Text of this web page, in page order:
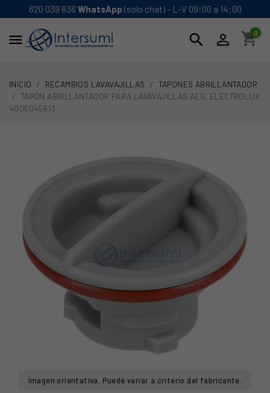
620 039 836 WhatsApp (solo chat) - L-V 09:00 a 14:00
 search  shopping_cart
0
INICIO RECAMBIOS LAVAVAJILLAS
TAPONES ABRILLANTADOR
TAPÓN ABRILLANTADOR PARA LAVAVAJILLAS AEG, ELECTROLUX
4006045613
Imagen orientativa. Puede variar a criterio del fabricante.